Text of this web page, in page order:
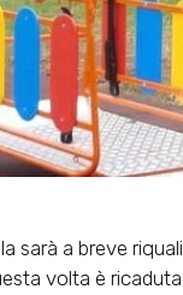
sarà a breve
volta è